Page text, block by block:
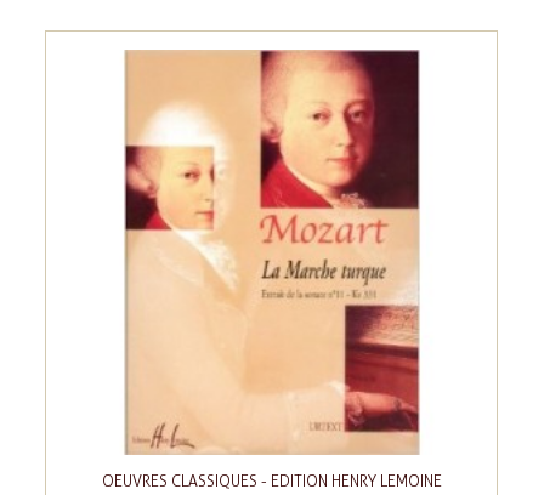
OEUVRES CLASSIQUES - EDITION HENRY LEMOINE